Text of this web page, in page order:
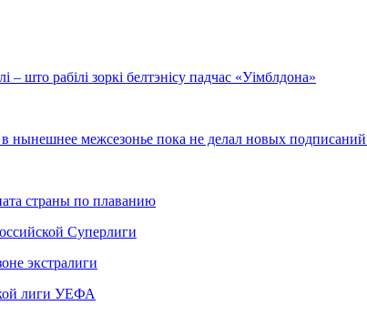
што рабілі зоркі белтэнісу падчас «Уімблдона»
межсезонье пока не делал новых подписаний
страны по плаванию
Суперлиги
экстралиги
лиги УЕФА